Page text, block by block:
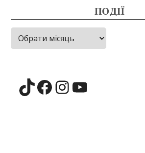
ПОДІЇ
Події
TikTok
Facebook
Instagram
YouTube